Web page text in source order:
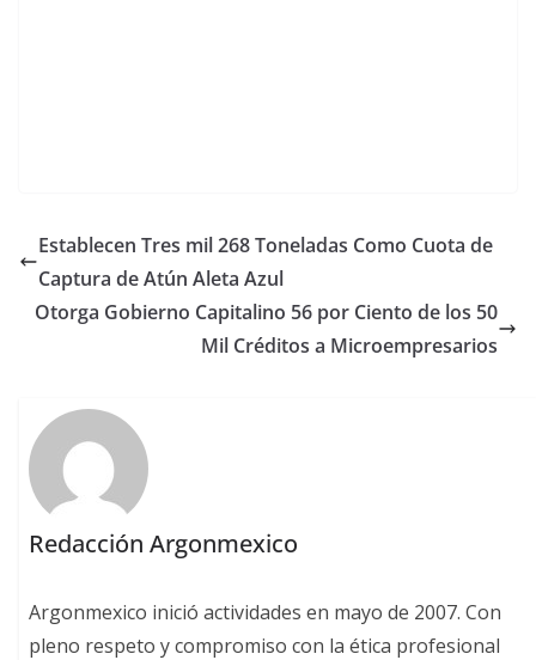
Establecen Tres mil 268 Toneladas Como Cuota de
Captura de Atún Aleta Azul
Otorga Gobierno Capitalino 56 por Ciento de los 50
Mil Créditos a Microempresarios
Redacción Argonmexico
Argonmexico inició actividades en mayo de 2007. Con
pleno respeto y compromiso con la ética profesional